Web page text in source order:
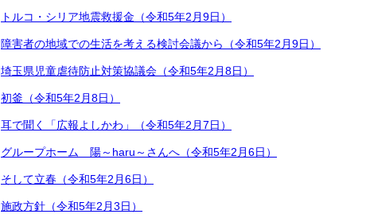
トルコ・シリア地震救援金（令和5年2月9日）
障害者の地域での生活を考える検討会議から（令和5年2月9日）
埼玉県児童虐待防止対策協議会（令和5年2月8日）
初釜（令和5年2月8日）
耳で聞く「広報よしかわ」（令和5年2月7日）
グループホーム 陽～haru～さんへ（令和5年2月6日）
そして立春（令和5年2月6日）
施政方針（令和5年2月3日）